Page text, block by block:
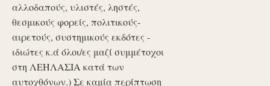
αλλοδαπούς, υλιστές, ληστές,
θεσμικούς φορείς, πολιτικούς-
αιρετούς, συστημικούς εκδότες -
ιδιώτες κ.ά όλοι/ες μαζί συμμέτοχοι
στη ΛΕΗΛΑΣΙΑ κατά των
αυτοχθόνων.) Σε καμία περίπτωση